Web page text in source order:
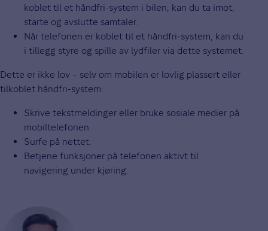
koblet til et håndfri-system i bilen, kan du ta imot,
starte og avslutte samtaler.
Når telefonen er koblet til et håndfri-system, kan du
i tillegg styre og spille av lydfiler via dette systemet.
Dette er ikke lov – selv om mobilen er lovlig plassert eller
tilkoblet håndfri-system:
Skrive tekstmeldinger eller bruke sosiale medier på
mobiltelefonen.
Surfe på nettet.
Betjene funksjoner på telefonen aktivt til
navigering under kjøring.